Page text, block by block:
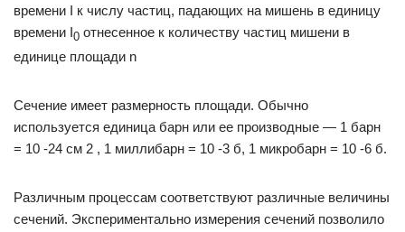
времени I к числу частиц, падающих на мишень в единицу
времени I0 отнесенное к количеству частиц мишени в
единице площади n
Сечение имеет размерность площади. Обычно
используется единица барн или ее производные — 1 барн
= 10 -24 см 2 , 1 миллибарн = 10 -3 б, 1 микробарн = 10 -6 б.
Различным процессам соответствуют различные величины
сечений. Экспериментально измерения сечений позволило